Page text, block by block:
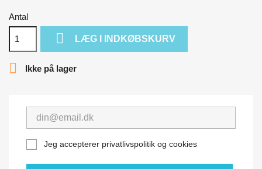
Antal
 LÆG I INDKØBSKURV
 Ikke på lager
Jeg accepterer privatlivspolitik og cookies